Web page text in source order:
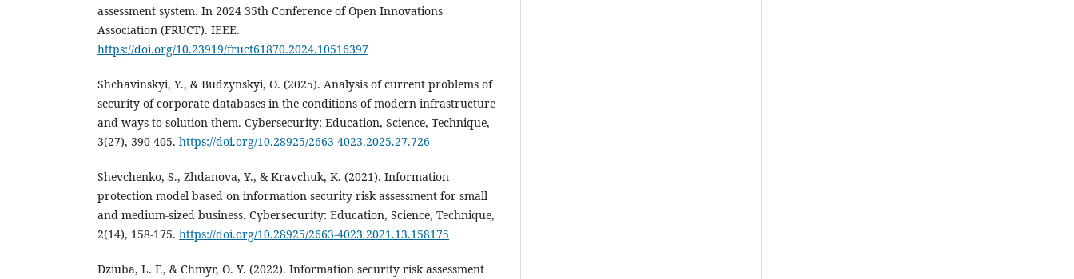
assessment system. In 2024 35th Conference of Open Innovations
Association (FRUCT). IEEE.
https://doi.org/10.23919/fruct61870.2024.10516397
Shchavinskyi, Y., & Budzynskyi, O. (2025). Analysis of current problems of
security of corporate databases in the conditions of modern infrastructure
and ways to solution them. Cybersecurity: Education, Science, Technique,
3(27), 390-405. https://doi.org/10.28925/2663-4023.2025.27.726
Shevchenko, S., Zhdanova, Y., & Kravchuk, K. (2021). Information
protection model based on information security risk assessment for small
and medium-sized business. Cybersecurity: Education, Science, Technique,
2(14), 158-175. https://doi.org/10.28925/2663-4023.2021.13.158175
Dziuba, L. F., & Chmyr, O. Y. (2022). Information security risk assessment